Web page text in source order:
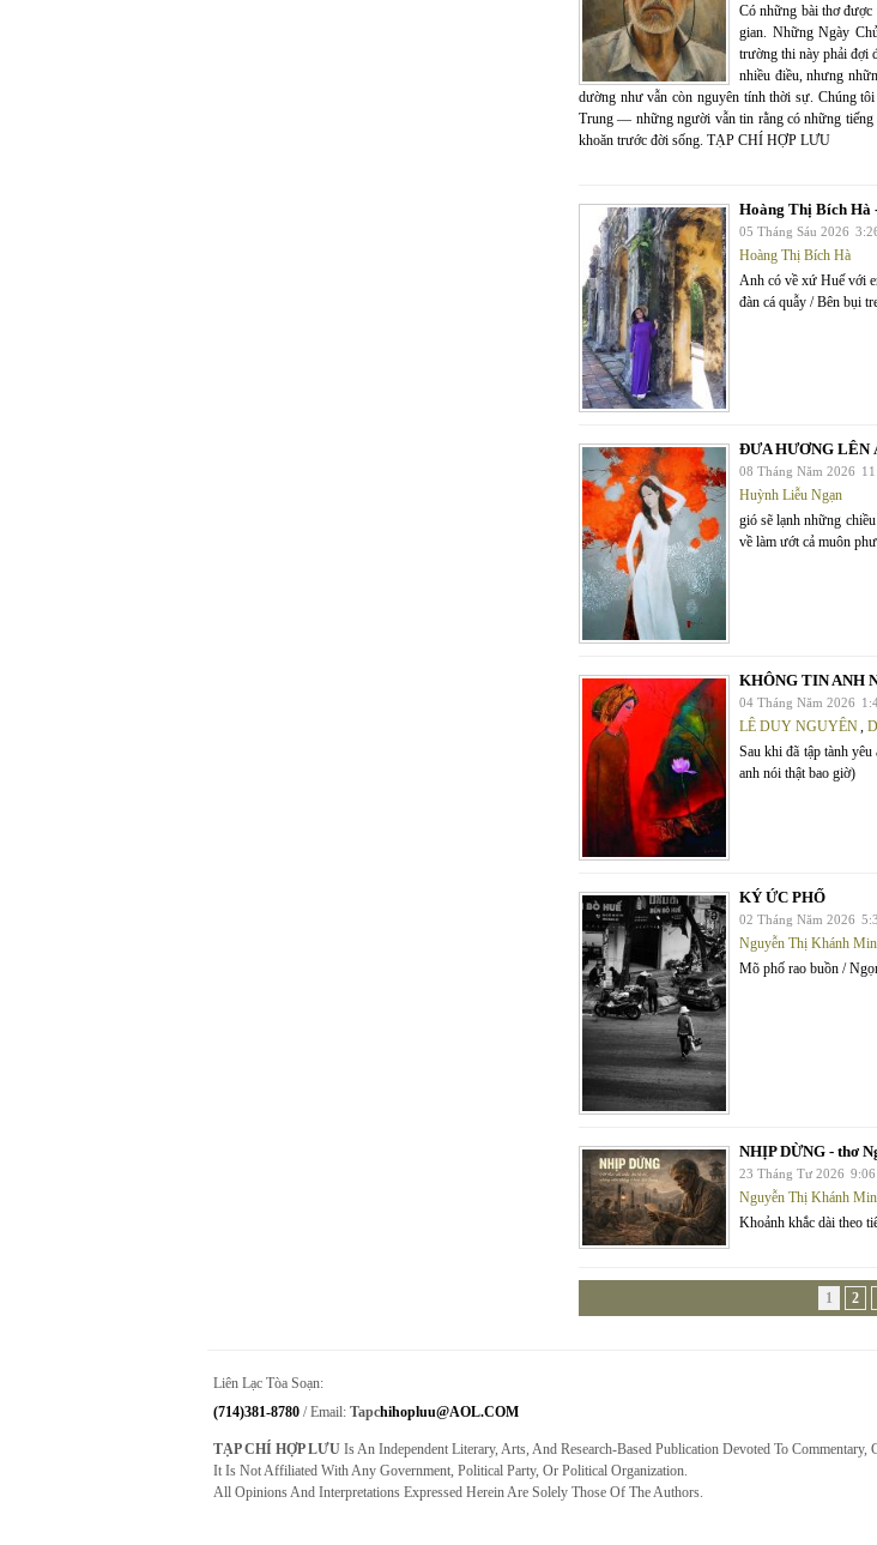
Có những bài thơ được
gian. Những Ngày
trường thi này phải đợi
nhiều điều, nhưng
dường như vẫn còn nguyên tính thời sự. Chúng
Trung — những người vẫn tin rằng có những tiếng
khoăn trước đời sống. TẠP CHÍ HỢP LƯU
Hoàng Thị Bích Hà
05 Tháng Sáu 2026
Hoàng Thị Bích Hà
Anh có về xứ Huế với
đàn cá quẫy / Bên bụi
ĐƯA HƯƠNG LÊN
08 Tháng Năm 2026
Huỳnh Liễu Ngạn
gió sẽ lạnh những
về làm ướt cả muôn
KHÔNG TIN ANH
04 Tháng Năm 2026
LÊ DUY NGUYÊN,
Sau khi đã tập tành
anh nói thật bao giờ)
KÝ ỨC PHỐ
02 Tháng Năm 2026
Nguyễn Thị Khánh
Mõ phố rao buồn /
NHỊP DỪNG - thơ
23 Tháng Tư 2026
Nguyễn Thị Khánh
Khoảnh khắc dài theo
1 2
Liên Lạc Tòa Soạn:
(714)381-8780 / Email: TapcHihopluu@AOL.COM
TẠP CHÍ HỢP LƯU Is An Independent Literary, Arts, And Research-Based Publication Devoted To
It Is Not Affiliated With Any Government, Political Party, Or Political Organization.
All Opinions And Interpretations Expressed Herein Are Solely Those Of The Authors.